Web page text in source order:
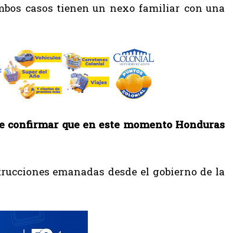
casos tienen un nexo familiar con una
confirmar que en este momento Honduras
emanadas desde el gobierno de la